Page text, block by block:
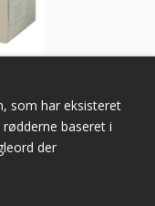
som har eksisteret
baseret i
der